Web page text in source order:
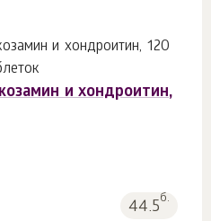
и хондроитин,
44.5б.